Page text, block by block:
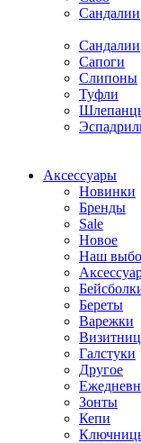
Сандалии
Сандалии
Сапоги
Слипоны
Туфли
Аксессуары
Новинки
Бренды
Sale
Новое
Наш
Береты
Варежки
Галстуки
Другое
Зонты
Кепи